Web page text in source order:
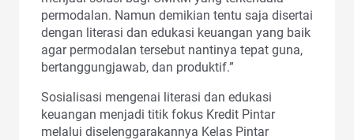
permodalan. Namun demikian tentu saja disertai
dengan literasi dan edukasi keuangan yang baik
agar permodalan tersebut nantinya tepat guna,
bertanggungjawab, dan produktif.”
Sosialisasi mengenai literasi dan edukasi
keuangan menjadi titik fokus Kredit Pintar
melalui diselenggarakannya Kelas Pintar